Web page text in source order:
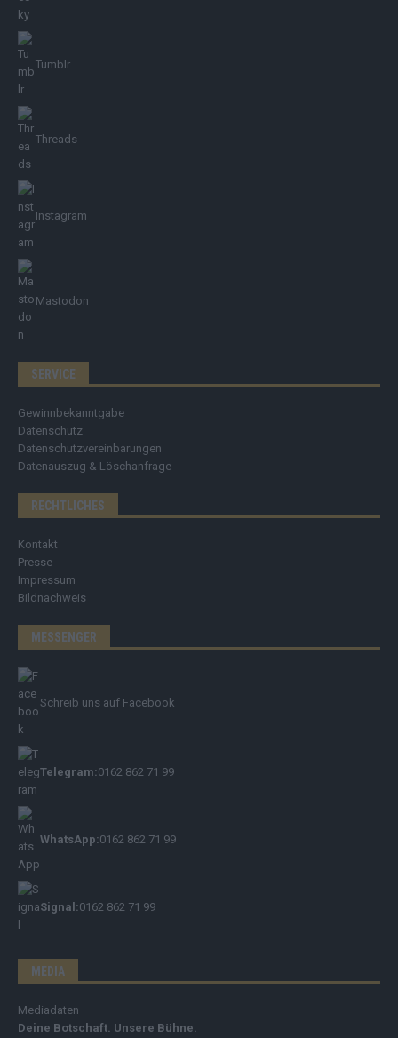
Tumblr
Threads
Instagram
Mastodon
SERVICE
Gewinnbekanntgabe
Datenschutz
Datenschutzvereinbarungen
Datenauszug & Löschanfrage
RECHTLICHES
Kontakt
Presse
Impressum
Bildnachweis
MESSENGER
Schreib uns auf Facebook
Telegram:0162 862 71 99
WhatsApp:0162 862 71 99
Signal:0162 862 71 99
MEDIA
Mediadaten
Deine Botschaft. Unsere Bühne.